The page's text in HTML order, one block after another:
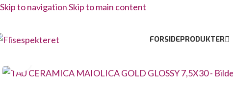
Skip to navigationSkip to main content
FORSIDEPRODUKTER